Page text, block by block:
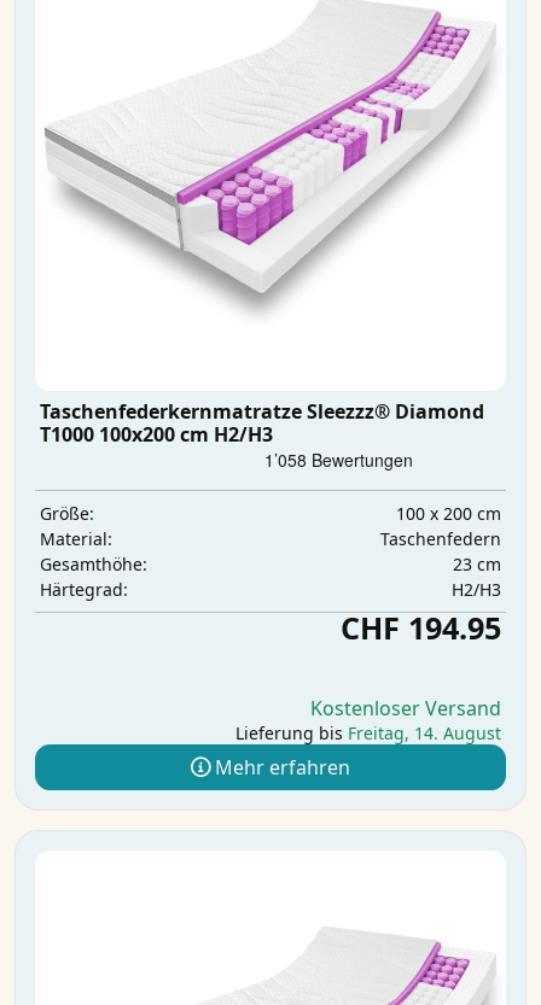
Taschenfederkernmatratze Sleezzz® Diamond
T1000 100x200 cm H2/H3
Größe:
100 x 200 cm
Material:
Taschenfedern
Gesamthöhe:
23 cm
Härtegrad:
H2/H3
CHF 194.95
Kostenloser Versand
Lieferung bis Freitag, 14. August
Mehr erfahren